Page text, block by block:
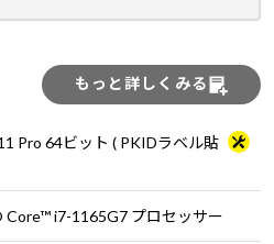
もっと詳しくみる
Pro 64ビット ( PKIDラベル貼
Core™ i7-1165G7 プロセッサー